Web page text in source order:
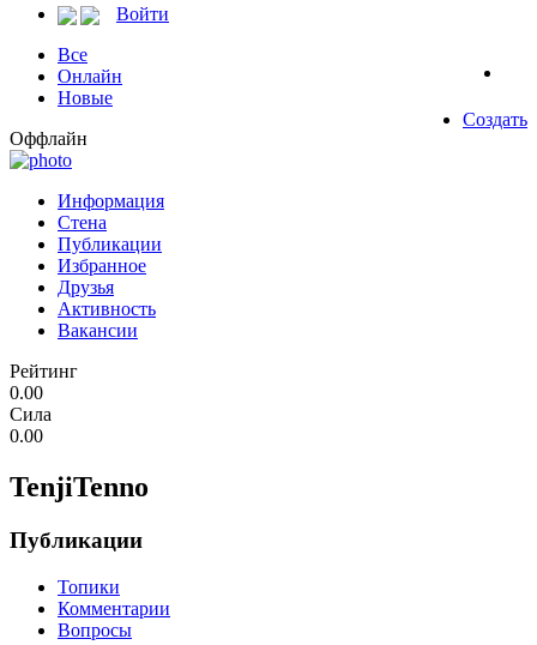
Войти
Все
Онлайн
Новые
Создать
Оффлайн
Информация
Стена
Публикации
Избранное
Друзья
Активность
Вакансии
Рейтинг
0.00
Сила
0.00
TenjiTenno
Публикации
Топики
Комментарии
Вопросы